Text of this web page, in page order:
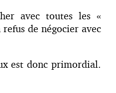
avec toutes les «
de négocier avec
est donc primordial.